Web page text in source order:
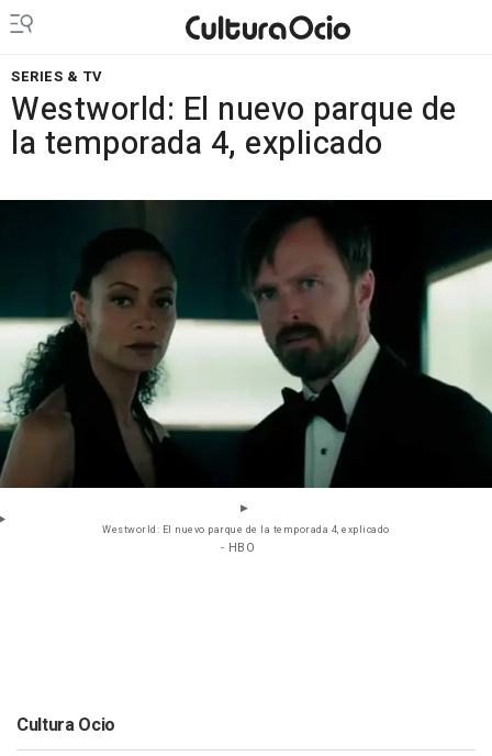
SERIES & TV
Westworld: El nuevo parque de
la temporada 4, explicado
Westworld: El nuevo parque de la temporada 4, explicado
- HBO
Cultura Ocio